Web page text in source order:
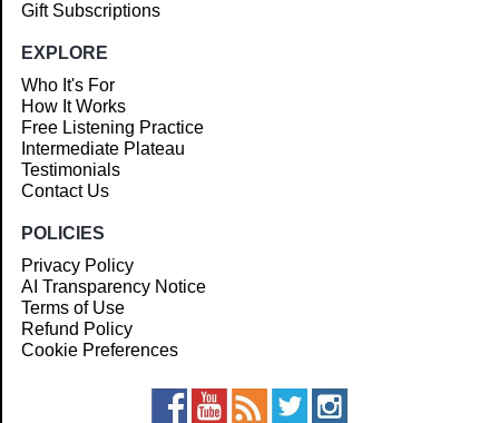
Gift Subscriptions
EXPLORE
Who It's For
How It Works
Free Listening Practice
Intermediate Plateau
Testimonials
Contact Us
POLICIES
Privacy Policy
AI Transparency Notice
Terms of Use
Refund Policy
Cookie Preferences